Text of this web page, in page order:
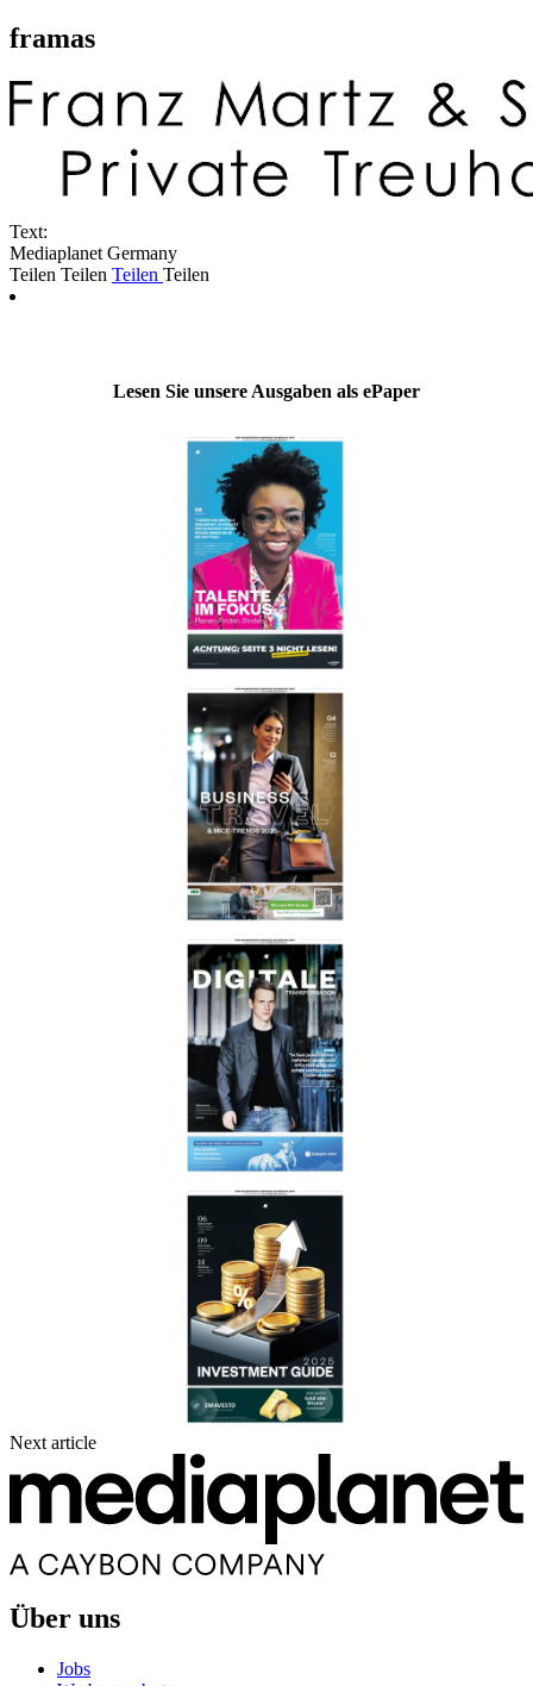
framas
Text:
Mediaplanet Germany
Teilen Teilen Teilen Teilen
Lesen Sie unsere Ausgaben als ePaper
Next article
Über uns
Jobs